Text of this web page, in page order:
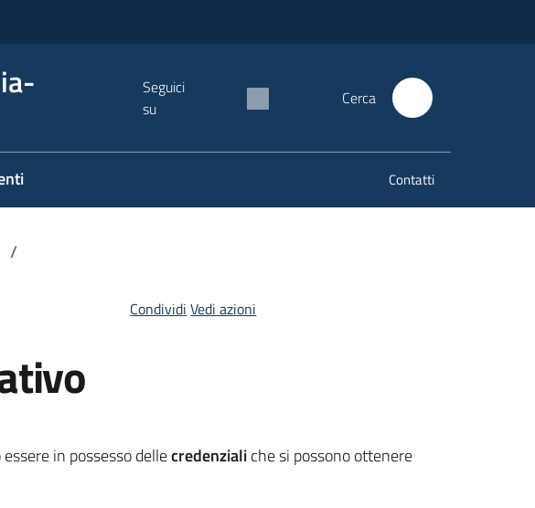
Seguici
su
Cerca
Contatti
/
Condividi Vedi azioni
in possesso dellecredenzialiche si possono ottenere